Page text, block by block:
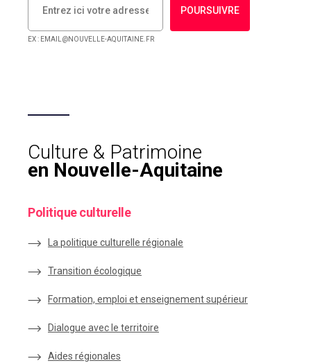
POURSUIVRE
EX : EMAIL@NOUVELLE-AQUITAINE.FR
Culture & Patrimoine
en Nouvelle-Aquitaine
Politique culturelle
La politique culturelle régionale
Transition écologique
Formation, emploi et enseignement supérieur
Dialogue avec le territoire
Aides régionales